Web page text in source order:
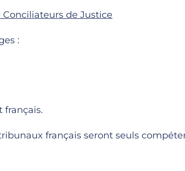
de Justice
:
français.
français seront seuls